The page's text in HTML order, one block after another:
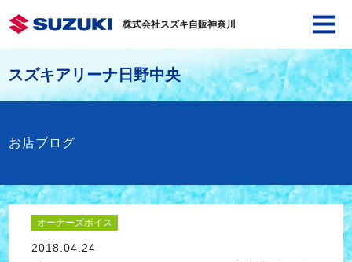
株式会社スズキ自販神奈川
スズキアリーナ日野中央
お店ブログ
オーナーズボイス
2018.04.24